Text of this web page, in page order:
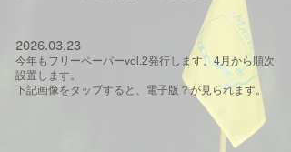
2026.03.23
今年もフリーペーパーvol.2発行します。4月から順次
設置します。
下記画像をタップすると、電子版？が見られます。